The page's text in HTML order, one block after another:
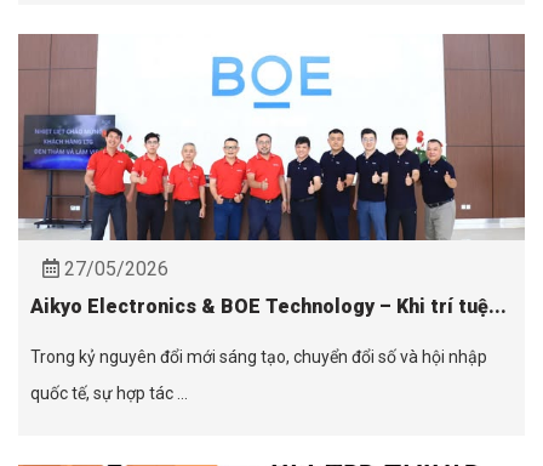
27/05/2026
Aikyo Electronics & BOE Technology – Khi trí tuệ...
Trong kỷ nguyên đổi mới sáng tạo, chuyển đổi số và hội nhập
quốc tế, sự hợp tác ...